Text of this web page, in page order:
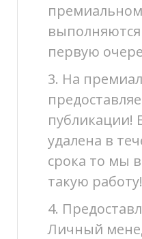
первую
3. На
публикации!
удалена в
срока то мы
такую работу!
4.
Личный